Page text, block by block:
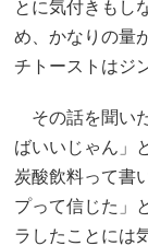
とに気付きもし
め、かなりの量
チトーストはジ
その話を聞い
ばいいじゃん」
炭酸飲料って書
プって信じた」
ラしたことには